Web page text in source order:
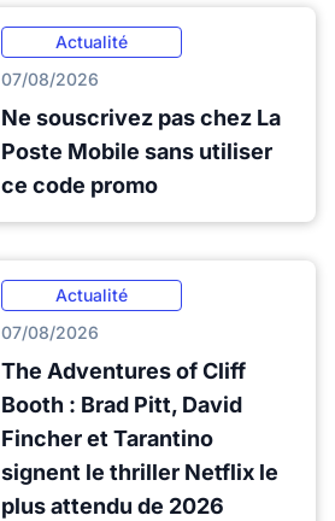
Actualité
07/08/2026
Ne souscrivez pas chez La
Poste Mobile sans utiliser
ce code promo
Actualité
07/08/2026
The Adventures of Cliff
Booth : Brad Pitt, David
Fincher et Tarantino
signent le thriller Netflix le
plus attendu de 2026